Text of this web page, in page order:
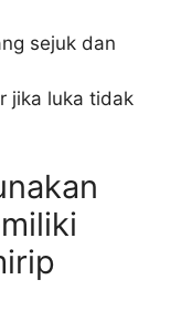
sejuk dan
jika luka tidak